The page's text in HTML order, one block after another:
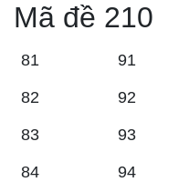
Mã đề 210
81 91
82 92
83 93
84 94